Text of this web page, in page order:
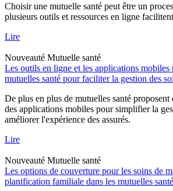
Choisir une mutuelle santé peut être un
plusieurs outils et ressources en ligne
Lire
Nouveauté Mutuelle santé
Les outils en ligne et les applications mobiles
mutuelles santé pour faciliter la gestion des
De plus en plus de mutuelles santé
des applications mobiles pour simplifier la
améliorer l'expérience des assurés.
Lire
Nouveauté Mutuelle santé
Les options de couverture pour les soins de
planification familiale dans les mutuelles santé